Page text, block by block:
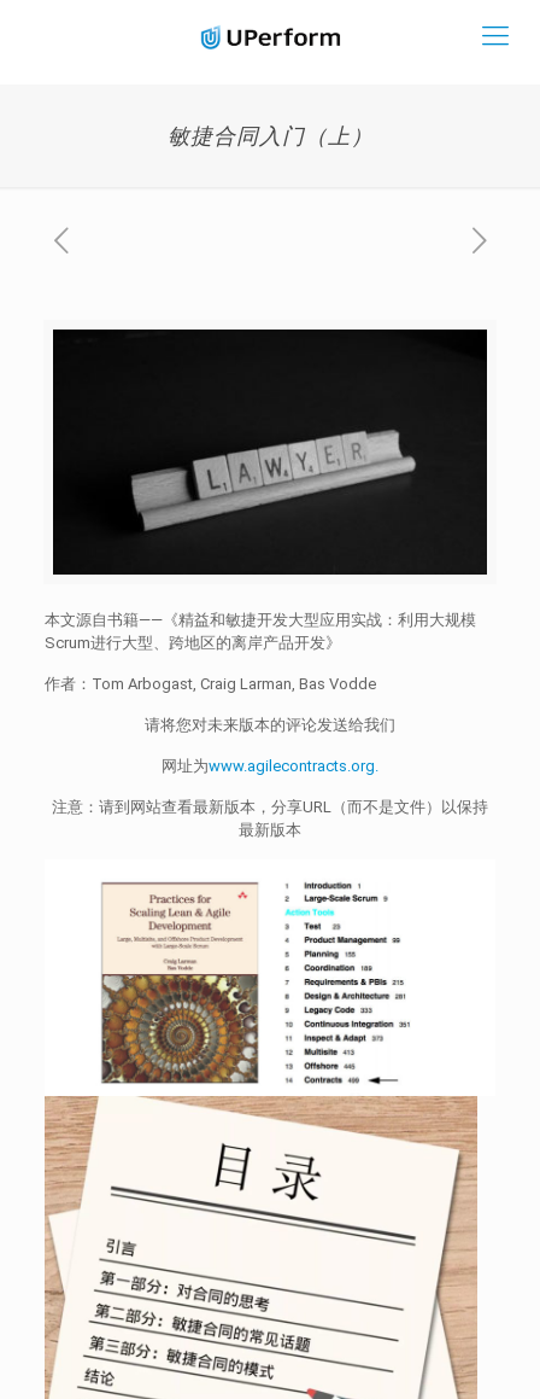
敏捷合同入门（上）
本文源自书籍——《精益和敏捷开发大型应用实战：利用大规模
Scrum进行大型、跨地区的离岸产品开发》
作者：Tom Arbogast, Craig Larman, Bas Vodde
请将您对未来版本的评论发送给我们
网址为www.agilecontracts.org.
注意：请到网站查看最新版本，分享URL（而不是文件）以保持
最新版本